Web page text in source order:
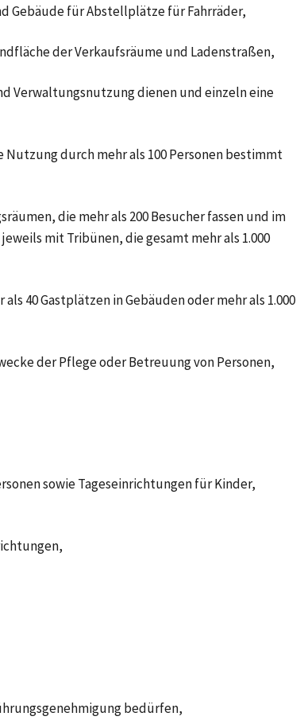
Gebäude für Abstellplätze für Fahrräder,
der Verkaufsräume und Ladenstraßen,
Verwaltungsnutzung dienen und einzeln eine
durch mehr als 100 Personen bestimmt
die mehr als 200 Besucher fassen und im
mit Tribünen, die gesamt mehr als 1.000
40 Gastplätzen in Gebäuden oder mehr als 1.000
der Pflege oder Betreuung von Personen,
sowie Tageseinrichtungen für Kinder,
bedürfen,